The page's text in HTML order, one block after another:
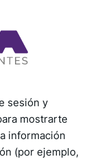
sesión y
mostrarte
información
(por ejemplo,